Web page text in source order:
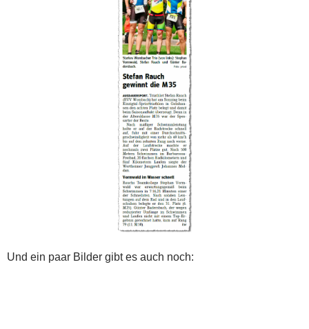
Und ein paar Bilder gibt es auch noch: